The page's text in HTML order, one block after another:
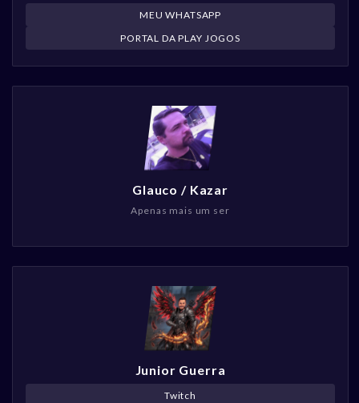
MEU WHATSAPP
PORTAL DA PLAY JOGOS
Glauco / Kazar
Apenas mais um ser
Junior Guerra
Twitch